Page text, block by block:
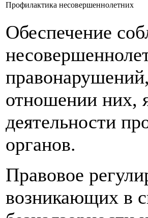
Профилактика несовершеннолетних
Обеспечение
отношении них,
деятельности
органов.
Правовое
возникающих в